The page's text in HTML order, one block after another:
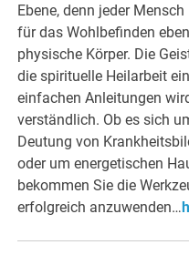
Ebene, denn jeder
für das Wohlbefinden
physische Körper. Die
die spirituelle Heilarbeit
einfachen Anleitungen
verständlich. Ob es sich
Deutung von
oder um energetischen
bekommen Sie die
erfolgreich anzuwenden…